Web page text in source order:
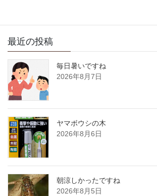
最近の投稿
毎日暑いですね
2026年8月7日
ヤマボウシの木
2026年8月6日
朝涼しかったですね
2026年8月5日